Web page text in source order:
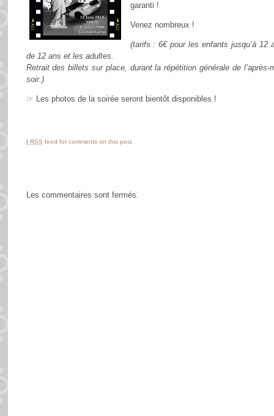
garanti !
Venez nombreux !
(tarifs : 6€ pour les enfants jusqu’à
de 12 ans et les adultes.
Retrait des billets sur place, durant la répétition générale de
soir.)
☞ Les photos de la soirée seront bientôt disponibles !
| RSS feed for comments on this post
Les commentaires sont fermés.